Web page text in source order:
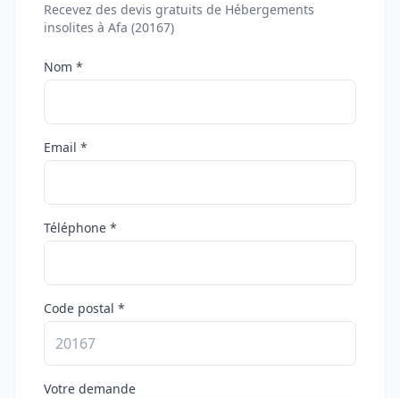
Recevez des devis gratuits de Hébergements
insolites à Afa (20167)
Nom *
Email *
Téléphone *
Code postal *
Votre demande